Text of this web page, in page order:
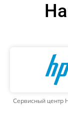
Сервисный центр